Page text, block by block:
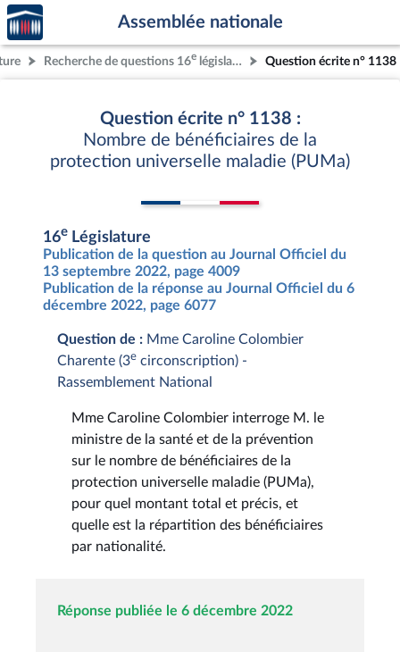
Aller au contenu
Aller en bas de la page
Accèder
à la
page
d'accueil
Assemblée nationale
Recherche de questions 16e législature Question écrite n° 1138
Question écrite n° 1138 :
Nombre de bénéficiaires de la
protection universelle maladie (PUMa)
16e Législature
Publication de la question au Journal Officiel du
13 septembre 2022, page 4009
Publication de la réponse au Journal Officiel du 6
décembre 2022, page 6077
Question de : Mme Caroline Colombier
Charente (3e circonscription) -
Rassemblement National
Mme Caroline Colombier interroge M. le
ministre de la santé et de la prévention
sur le nombre de bénéficiaires de la
protection universelle maladie (PUMa),
pour quel montant total et précis, et
quelle est la répartition des bénéficiaires
par nationalité.
Réponse publiée le 6 décembre 2022